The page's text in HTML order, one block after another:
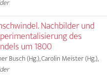
Nachbilder und
des
um 1800
Busch (Hg.), Carolin Meister (Hg.),